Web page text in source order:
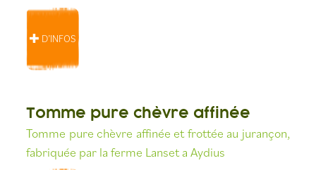
D’INFOS
Tomme pure chèvre affinée
Tomme pure chèvre affinée et frottée au jurançon,
fabriquée par la ferme Lanset a Aydius